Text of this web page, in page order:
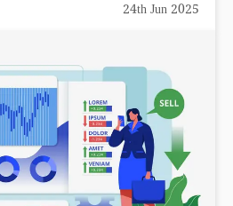
24th Jun 2025